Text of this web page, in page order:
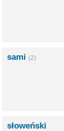
sami (2)
słoweński